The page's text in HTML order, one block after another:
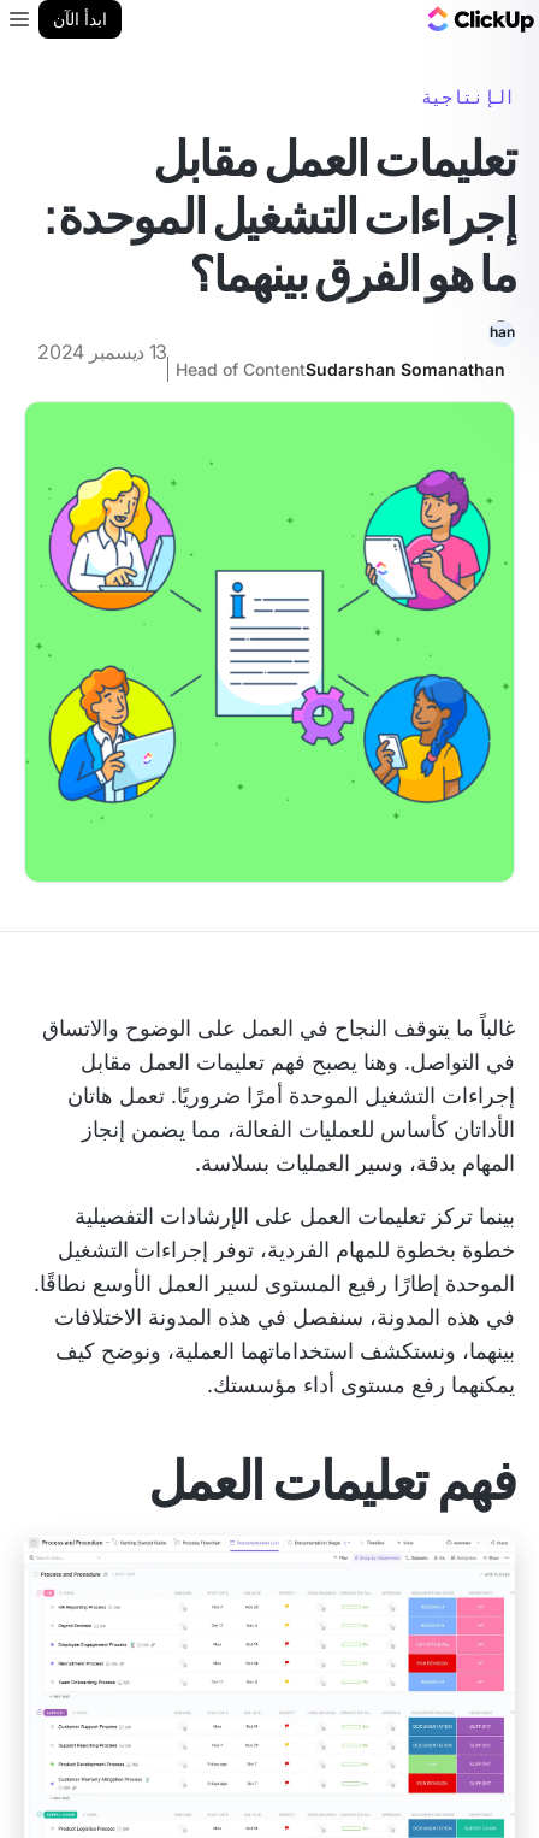
ابدأ الآن
الإنتاجية
تعليمات العمل مقابل
إجراءات التشغيل الموحدة:
ما هو الفرق بينهما؟
Sudarshan Somanathan
Head of Content
13 ديسمبر 2024
غالباً ما يتوقف النجاح في العمل على الوضوح والاتساق
في التواصل. وهنا يصبح فهم تعليمات العمل مقابل
إجراءات التشغيل الموحدة أمرًا ضروريًا. تعمل هاتان
الأداتان كأساس للعمليات الفعالة، مما يضمن إنجاز
المهام بدقة، وسير العمليات بسلاسة.
بينما تركز تعليمات العمل على الإرشادات التفصيلية
خطوة بخطوة للمهام الفردية، توفر إجراءات التشغيل
الموحدة إطارًا رفيع المستوى لسير العمل الأوسع نطاقًا.
في هذه المدونة، سنفصل في هذه المدونة الاختلافات
بينهما، ونستكشف استخداماتهما العملية، ونوضح كيف
يمكنهما رفع مستوى أداء مؤسستك.
فهم تعليمات العمل